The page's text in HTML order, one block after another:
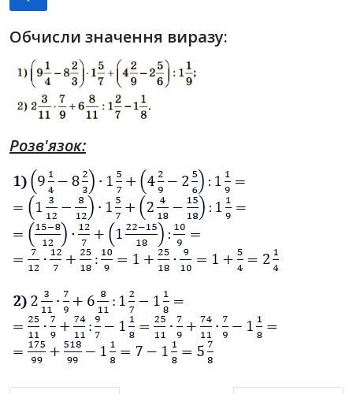
Обчисли значення виразу:
Розв'язок: